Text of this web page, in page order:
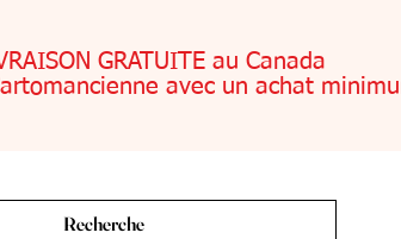
GRATUITE au Canada
avec un achat